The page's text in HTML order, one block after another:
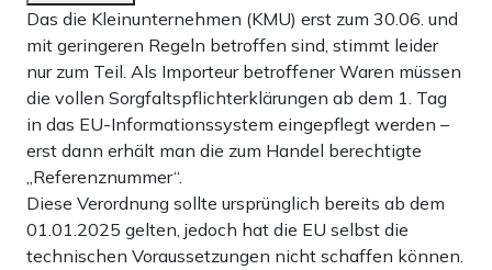
Das die Kleinunternehmen (KMU) erst zum 30.06. und
mit geringeren Regeln betroffen sind, stimmt leider
nur zum Teil. Als Importeur betroffener Waren müssen
die vollen Sorgfaltspflichterklärungen ab dem 1. Tag
in das EU-Informationssystem eingepflegt werden –
erst dann erhält man die zum Handel berechtigte
„Referenznummer“.
Diese Verordnung sollte ursprünglich bereits ab dem
01.01.2025 gelten, jedoch hat die EU selbst die
technischen Voraussetzungen nicht schaffen können.